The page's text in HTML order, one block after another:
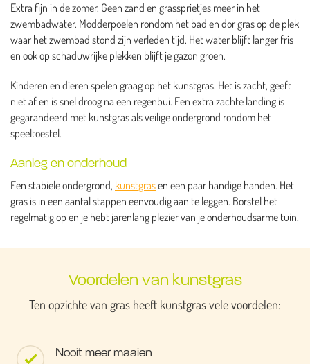
Extra fijn in de zomer. Geen zand en grassprietjes meer in het
zwembadwater. Modderpoelen rondom het bad en dor gras op de plek
waar het zwembad stond zijn verleden tijd. Het water blijft langer fris
en ook op schaduwrijke plekken blijft je gazon groen.
Kinderen en dieren spelen graag op het kunstgras. Het is zacht, geeft
niet af en is snel droog na een regenbui. Een extra zachte landing is
gegarandeerd met kunstgras als veilige ondergrond rondom het
speeltoestel.
Aanleg en onderhoud
Een stabiele ondergrond, kunstgrasen een paar handige handen. Het
gras is in een aantal stappen eenvoudig aan te leggen. Borstel het
regelmatig op en je hebt jarenlang plezier van je onderhoudsarme tuin.
Voordelen van kunstgras
Ten opzichte van gras heeft kunstgras vele voordelen:
Nooit meer maaien